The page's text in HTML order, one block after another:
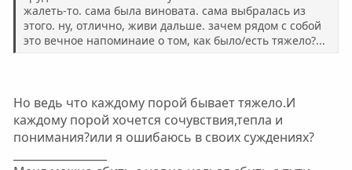
жалеть-то. сама была виновата. сама выбралась из
этого. ну, отлично, живи дальше. зачем рядом с собой
это вечное напоминаие о том, как было/есть тяжело?...
Но ведь что каждому порой бывает тяжело.И
каждому порой хочется сочувствия,тепла и
понимания?или я ошибаюсь в своих суждениях?